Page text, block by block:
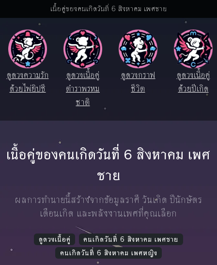
เนื้อคู่ของคนเกิดวันที่ 6 สิงหาคม เพศชาย
ดูดวงความรัก
ด้วยไพ่ยิปซี
ดูดวงเนื้อคู่
ตำราพรหม
ชาติ
ดูดวงกราฟ
ชีวิต
ดูดวงเนื้อคู่
ด้วยปีเกิด
เนื้อคู่ของคนเกิดวันที่ 6 สิงหาคม เพศ
ชาย
ผลการทำนายนี้สร้างจากข้อมูลราศี วันเกิด ปีนักษัตร
เดือนเกิด และพลังงานเพศที่คุณเลือก
ดูดวงเนื้อคู่
คนเกิดวันที่ 6 สิงหาคม เพศชาย
คนเกิดวันที่ 6 สิงหาคม เพศหญิง